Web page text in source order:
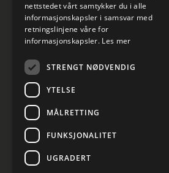
Cookies innstillinger
nettstedet vårt samtykker du i alle
informasjonskapsler i samsvar med
retningslinjene våre for
informasjonskapsler. Les mer
STRENGT NØDVENDIG
YTELSE
MÅLRETTING
FUNKSJONALITET
UGRADERT